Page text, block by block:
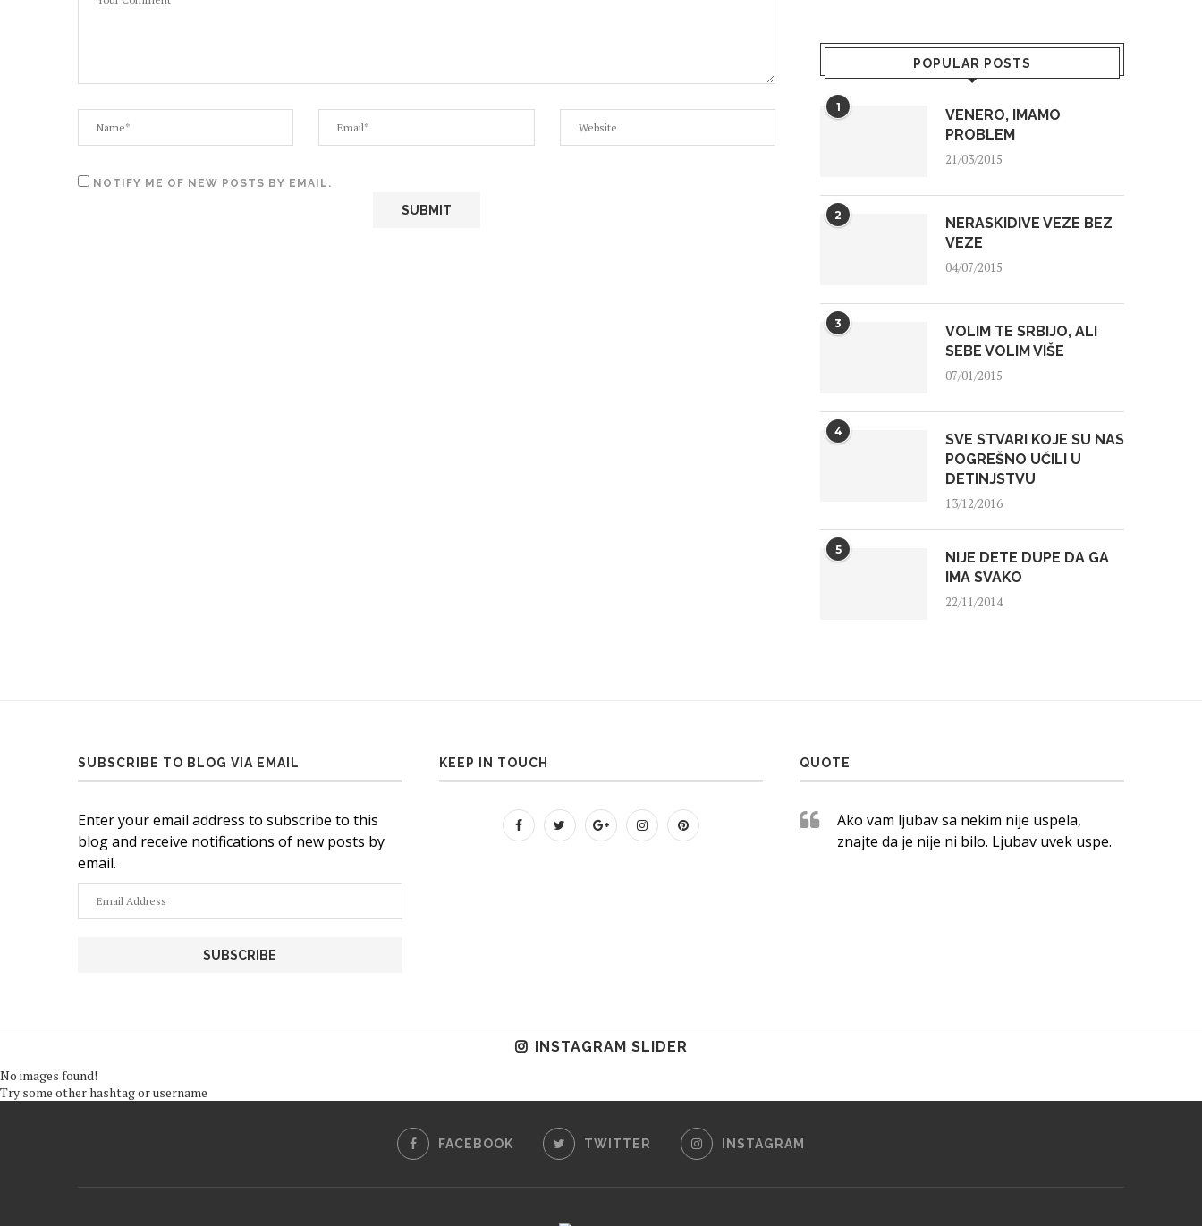
NOTIFY ME OF NEW POSTS BY EMAIL.
POPULAR POSTS
1
VENERO, IMAMO
PROBLEM
21/03/2015
2
NERASKIDIVE VEZE BEZ
VEZE
04/07/2015
3
VOLIM TE SRBIJO, ALI
SEBE VOLIM VIŠE
07/01/2015
4
SVE STVARI KOJE SU NAS
POGREŠNO UČILI U
DETINJSTVU
13/12/2016
5
NIJE DETE DUPE DA GA
IMA SVAKO
22/11/2014
SUBSCRIBE TO BLOG VIA EMAIL
Enter your email address to subscribe to this
blog and receive notifications of new posts by
email.
Email
Address
KEEP IN TOUCH QUOTE
Ako vam ljubav sa nekim nije uspela,
znajte da je nije ni bilo. Ljubav uvek uspe.
INSTAGRAM SLIDER
No images found!
Try some other hashtag or username
FACEBOOK TWITTER INSTAGRAM